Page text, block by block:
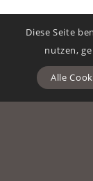
Diese Seite
nutzen,
Alle